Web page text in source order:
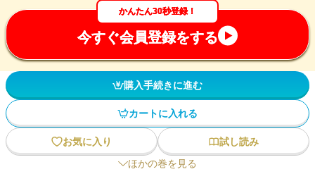
かんたん30秒登録！
今すぐ会員登録をする
購入手続きに進む
カートに入れる
お気に入り
試し読み
ほかの巻を見る